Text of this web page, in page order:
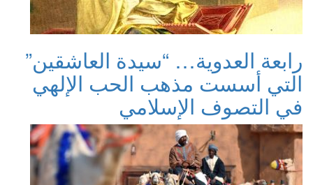
رابعة العدوية… “سيدة العاشقين”
التي أسست مذهب الحب الإلهي
في التصوف الإسلامي